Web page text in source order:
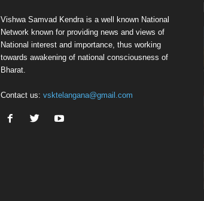
Vishwa Samvad Kendra is a well known National
Network known for providing news and views of
National interest and importance, thus working
towards awakening of national consciousness of
Bharat.
Contact us: vsktelangana@gmail.com